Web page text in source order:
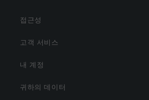
접근성
고객 서비스
내 계정
귀하의 데이터